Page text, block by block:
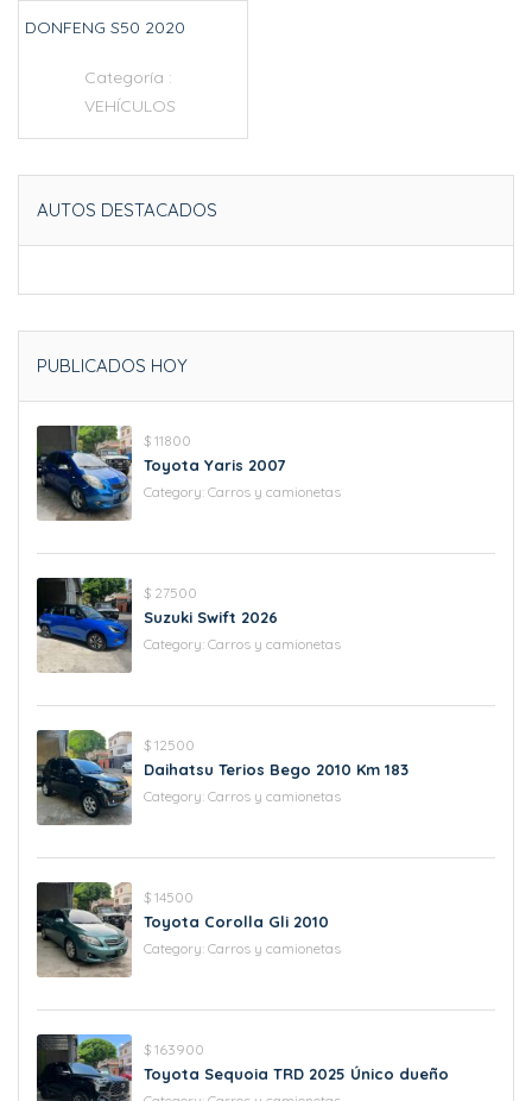
DONFENG S50 2020
Categoría :
VEHÍCULOS
AUTOS DESTACADOS
PUBLICADOS HOY
$ 11800
Toyota Yaris 2007
Category: Carros y camionetas
$ 27500
Suzuki Swift 2026
Category: Carros y camionetas
$ 12500
Daihatsu Terios Bego 2010 Km 183
Category: Carros y camionetas
$ 14500
Toyota Corolla Gli 2010
Category: Carros y camionetas
$ 163900
Toyota Sequoia TRD 2025 Único dueño